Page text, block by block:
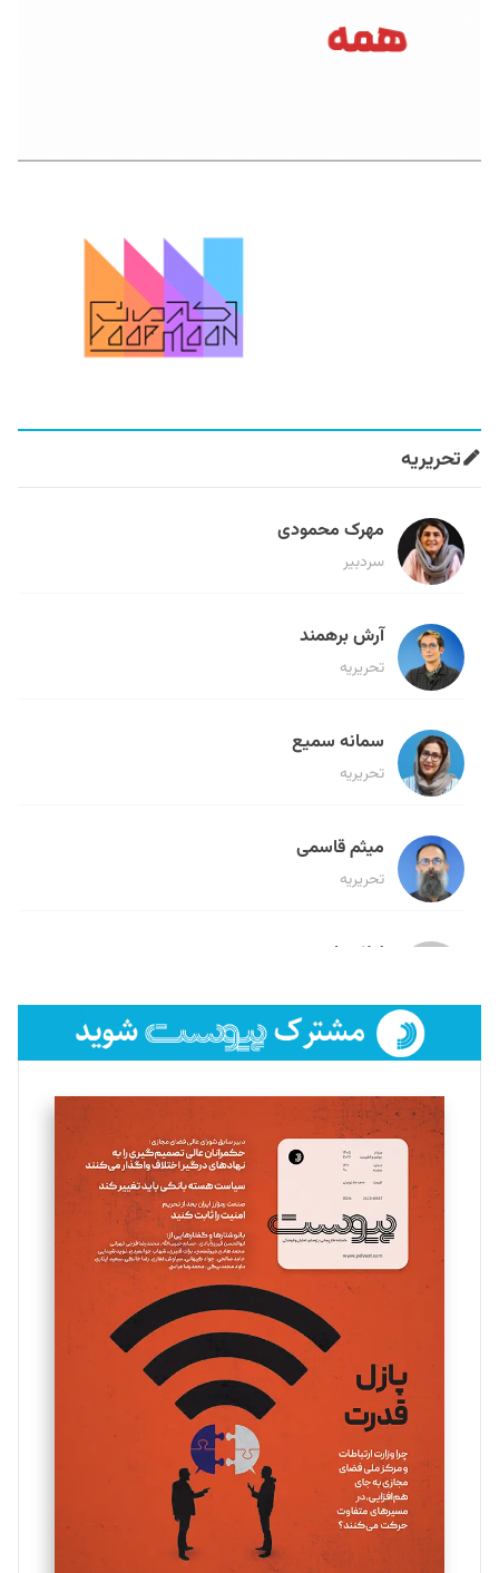
تحریریه
مهرک محمودی
سردبیر
آرش برهمند
تحریریه
سمانه سمیع
تحریریه
میثم قاسمی
تحریریه
لیلا حنارود
فائزه فتحی رستمی
تحریریه
سروش کرمیان
تحریریه
مینا پاکدل
یسنا امان‌پور
تحریریه
ملینا جعفری
تحریریه